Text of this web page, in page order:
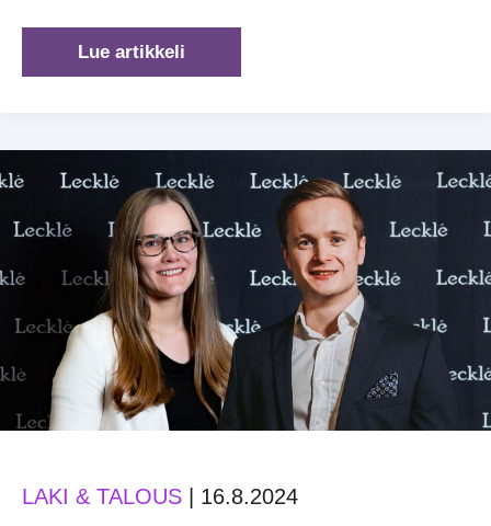
Verovalvonta
oikean
turvaajana?
Lue artikkeli
LAKI & TALOUS | 16.8.2024